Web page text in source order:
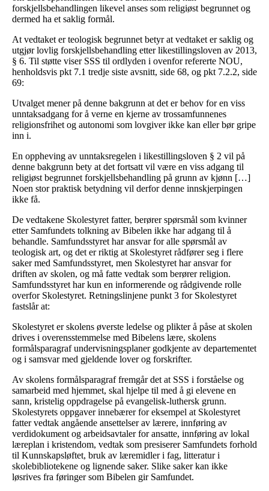
forskjellsbehandlingen likevel anses som religiøst begrunnet og
dermed ha et saklig formål.
At vedtaket er teologisk begrunnet betyr at vedtaket er saklig og
utgjør lovlig forskjellsbehandling etter likestillingsloven av 2013,
§ 6. Til støtte viser SSS til ordlyden i ovenfor refererte NOU,
henholdsvis pkt 7.1 tredje siste avsnitt, side 68, og pkt 7.2.2, side
69:
Utvalget mener på denne bakgrunn at det er behov for en viss
unntaksadgang for å verne en kjerne av trossamfunnenes
religionsfrihet og autonomi som lovgiver ikke kan eller bør gripe
inn i.
En oppheving av unntaksregelen i likestillingsloven § 2 vil på
denne bakgrunn bety at det fortsatt vil være en viss adgang til
religiøst begrunnet forskjellsbehandling på grunn av kjønn […]
Noen stor praktisk betydning vil derfor denne innskjerpingen
ikke få.
De vedtakene Skolestyret fatter, berører spørsmål som kvinner
etter Samfundets tolkning av Bibelen ikke har adgang til å
behandle. Samfundsstyret har ansvar for alle spørsmål av
teologisk art, og det er riktig at Skolestyret rådfører seg i flere
saker med Samfundsstyret, men Skolestyret har ansvar for
driften av skolen, og må fatte vedtak som berører religion.
Samfundsstyret har kun en informerende og rådgivende rolle
overfor Skolestyret. Retningslinjene punkt 3 for Skolestyret
fastslår at:
Skolestyret er skolens øverste ledelse og plikter å påse at skolen
drives i overensstemmelse med Bibelens lære, skolens
formålsparagraf undervisningsplaner godkjente av departementet
og i samsvar med gjeldende lover og forskrifter.
Av skolens formålsparagraf fremgår det at SSS i forståelse og
samarbeid med hjemmet, skal hjelpe til med å gi elevene en
sann, kristelig oppdragelse på evangelisk-luthersk grunn.
Skolestyrets oppgaver innebærer for eksempel at Skolestyret
fatter vedtak angående ansettelser av lærere, innføring av
verdidokument og arbeidsavtaler for ansatte, innføring av lokal
læreplan i kristendom, vedtak som presiserer Samfundets forhold
til Kunnskapsløftet, bruk av læremidler i fag, litteratur i
skolebibliotekene og lignende saker. Slike saker kan ikke
løsrives fra føringer som Bibelen gir Samfundet.